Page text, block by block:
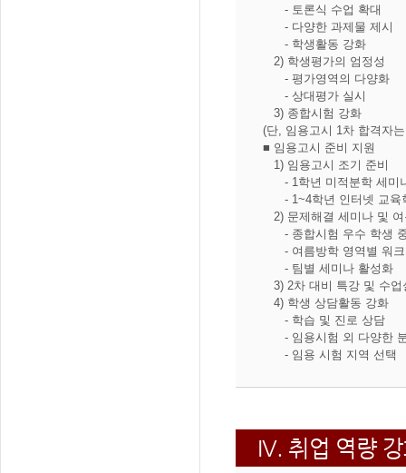
- 토론식 수업 확대
- 다양한 과제물 제시
- 학생활동 강화
2) 학생평가의 엄정성
- 평가영역의 다양화
- 상대평가 실시
3) 종합시험 강화
(단, 임용고시 1차 합격자
■ 임용고시 준비 지원
1) 임용고시 조기 준비
- 1학년 미적분학 세미
- 1~4학년 인터넷 교육
2) 문제해결 세미나 및
- 종합시험 우수 학생 중
- 여름방학 영역별 워크
- 팀별 세미나 활성화
3) 2차 대비 특강 및 수업
4) 학생 상담활동 강화
- 학습 및 진로 상담
- 임용시험 외 다양한
- 임용 시험 지역 선택
IV. 취업 역량